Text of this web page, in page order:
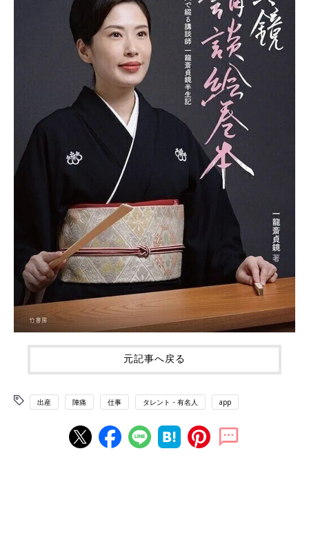
元記事へ戻る
出産 陣痛 仕事 タレント・有名人 app